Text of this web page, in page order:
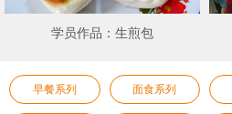
学员作品：生煎包
早餐系列 面食系列